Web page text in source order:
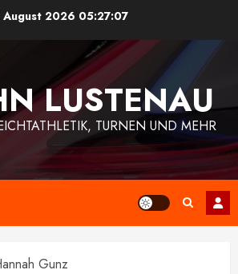
August 2026 05:27:07
LUSTENAU
TURNEN UND MEHR
Gunz